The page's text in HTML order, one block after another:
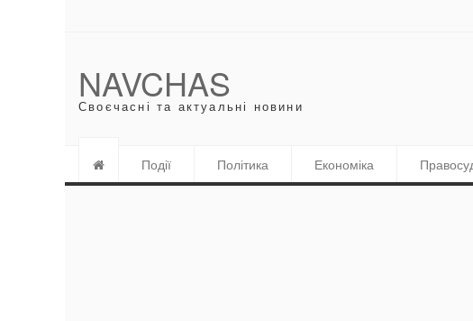
NAVCHAS
Своєчасні та актуальні новини
Події Політика Економіка